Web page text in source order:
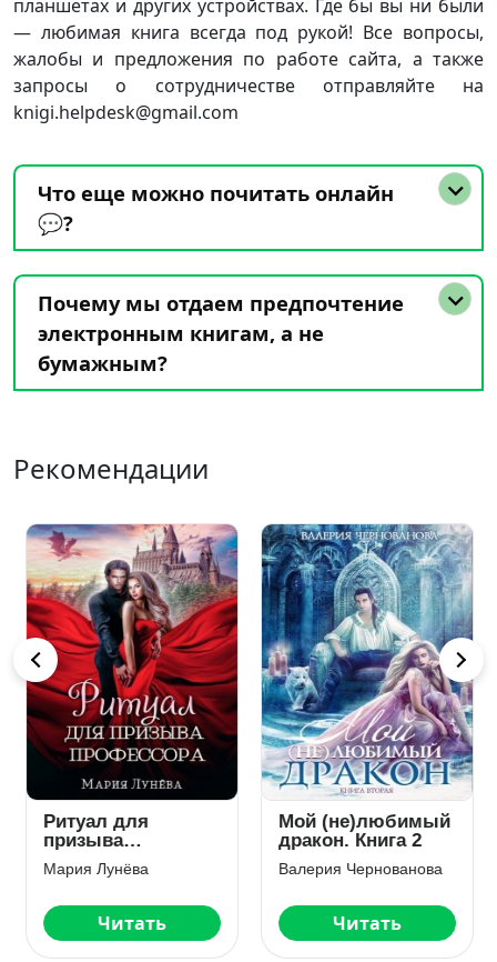
планшетах и других устройствах. Где бы вы ни были
— любимая книга всегда под рукой! Все вопросы,
жалобы и предложения по работе сайта, а также
запросы о сотрудничестве отправляйте на
knigi.helpdesk@gmail.com
Что еще можно почитать онлайн
💬?
Почему мы отдаем предпочтение
электронным книгам, а не
бумажным?
Рекомендации
Ритуал для
призыва
профессора
Мария Лунёва
Читать
Мой (не)любимый
дракон. Книга 2
Валерия Чернованова
Читать